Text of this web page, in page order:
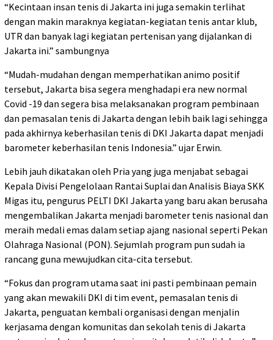
“Kecintaan insan tenis di Jakarta ini juga semakin terlihat
dengan makin maraknya kegiatan-kegiatan tenis antar klub,
UTR dan banyak lagi kegiatan pertenisan yang dijalankan di
Jakarta ini.” sambungnya
“Mudah-mudahan dengan memperhatikan animo positif
tersebut, Jakarta bisa segera menghadapi era new normal
Covid -19 dan segera bisa melaksanakan program pembinaan
dan pemasalan tenis di Jakarta dengan lebih baik lagi sehingga
pada akhirnya keberhasilan tenis di DKI Jakarta dapat menjadi
barometer keberhasilan tenis Indonesia.” ujar Erwin.
Lebih jauh dikatakan oleh Pria yang juga menjabat sebagai
Kepala Divisi Pengelolaan Rantai Suplai dan Analisis Biaya SKK
Migas itu, pengurus PELTI DKI Jakarta yang baru akan berusaha
mengembalikan Jakarta menjadi barometer tenis nasional dan
meraih medali emas dalam setiap ajang nasional seperti Pekan
Olahraga Nasional (PON). Sejumlah program pun sudah ia
rancang guna mewujudkan cita-cita tersebut.
“Fokus dan program utama saat ini pasti pembinaan pemain
yang akan mewakili DKI di tim event, pemasalan tenis di
Jakarta, penguatan kembali organisasi dengan menjalin
kerjasama dengan komunitas dan sekolah tenis di Jakarta